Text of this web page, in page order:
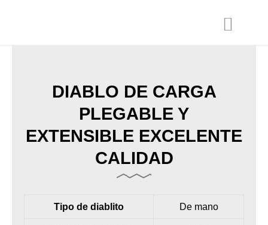
DIABLO DE CARGA
PLEGABLE Y
EXTENSIBLE EXCELENTE
CALIDAD
Tipo de diablito De mano